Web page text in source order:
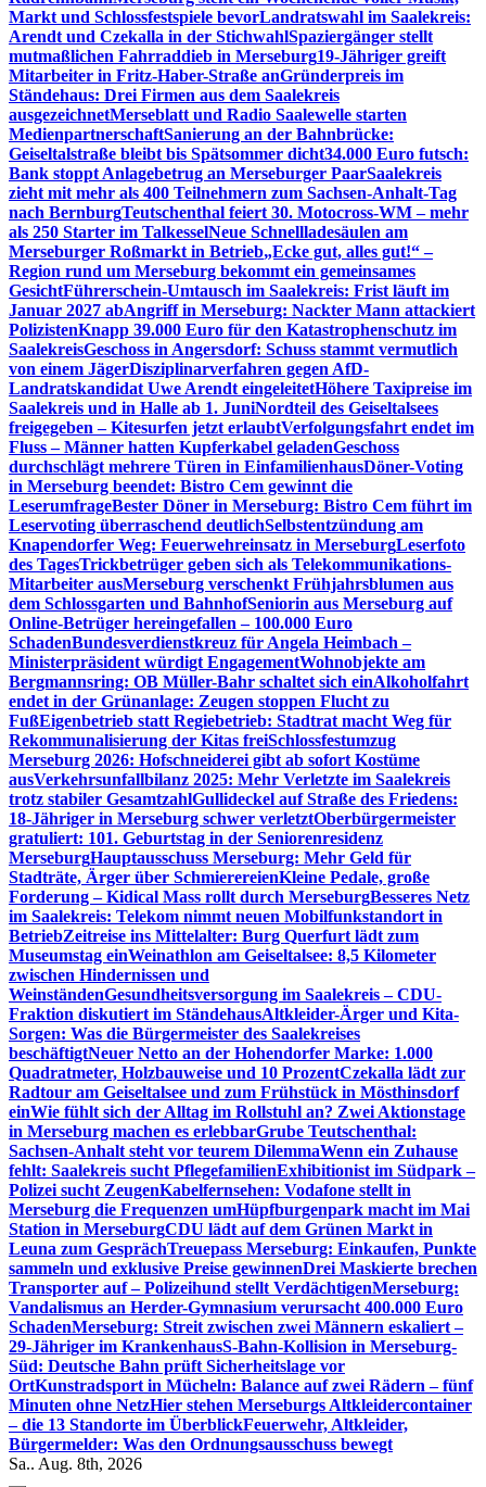
Markt und Schlossfestspiele bevorLandratswahl im Saalekreis:
Arendt und Czekalla in der StichwahlSpaziergänger stellt
mutmaßlichen Fahrraddieb in Merseburg19-Jähriger greift
Mitarbeiter in Fritz-Haber-Straße anGründerpreis im
Ständehaus: Drei Firmen aus dem Saalekreis
ausgezeichnetMerseblatt und Radio Saalewelle starten
MedienpartnerschaftSanierung an der Bahnbrücke:
Geiseltalstraße bleibt bis Spätsommer dicht34.000 Euro futsch:
Bank stoppt Anlagebetrug an Merseburger PaarSaalekreis
zieht mit mehr als 400 Teilnehmern zum Sachsen-Anhalt-Tag
nach BernburgTeutschenthal feiert 30. Motocross-WM – mehr
als 250 Starter im TalkesselNeue Schnellladesäulen am
Merseburger Roßmarkt in Betrieb„Ecke gut, alles gut!“ –
Region rund um Merseburg bekommt ein gemeinsames
GesichtFührerschein-Umtausch im Saalekreis: Frist läuft im
Januar 2027 abAngriff in Merseburg: Nackter Mann attackiert
PolizistenKnapp 39.000 Euro für den Katastrophenschutz im
SaalekreisGeschoss in Angersdorf: Schuss stammt vermutlich
von einem JägerDisziplinarverfahren gegen AfD-
Landratskandidat Uwe Arendt eingeleitetHöhere Taxipreise im
Saalekreis und in Halle ab 1. JuniNordteil des Geiseltalsees
freigegeben – Kitesurfen jetzt erlaubtVerfolgungsfahrt endet im
Fluss – Männer hatten Kupferkabel geladenGeschoss
durchschlägt mehrere Türen in EinfamilienhausDöner-Voting
in Merseburg beendet: Bistro Cem gewinnt die
LeserumfrageBester Döner in Merseburg: Bistro Cem führt im
Leservoting überraschend deutlichSelbstentzündung am
Knapendorfer Weg: Feuerwehreinsatz in MerseburgLeserfoto
des TagesTrickbetrüger geben sich als Telekommunikations-
Mitarbeiter ausMerseburg verschenkt Frühjahrsblumen aus
dem Schlossgarten und BahnhofSeniorin aus Merseburg auf
Online-Betrüger hereingefallen – 100.000 Euro
SchadenBundesverdienstkreuz für Angela Heimbach –
Ministerpräsident würdigt EngagementWohnobjekte am
Bergmannsring: OB Müller-Bahr schaltet sich einAlkoholfahrt
endet in der Grünanlage: Zeugen stoppen Flucht zu
FußEigenbetrieb statt Regiebetrieb: Stadtrat macht Weg für
Rekommunalisierung der Kitas freiSchlossfestumzug
Merseburg 2026: Hofschneiderei gibt ab sofort Kostüme
ausVerkehrsunfallbilanz 2025: Mehr Verletzte im Saalekreis
trotz stabiler GesamtzahlGullideckel auf Straße des Friedens:
18-Jähriger in Merseburg schwer verletztOberbürgermeister
gratuliert: 101. Geburtstag in der Seniorenresidenz
MerseburgHauptausschuss Merseburg: Mehr Geld für
Stadträte, Ärger über SchmierereienKleine Pedale, große
Forderung – Kidical Mass rollt durch MerseburgBesseres Netz
im Saalekreis: Telekom nimmt neuen Mobilfunkstandort in
BetriebZeitreise ins Mittelalter: Burg Querfurt lädt zum
Museumstag einWeinathlon am Geiseltalsee: 8,5 Kilometer
zwischen Hindernissen und
WeinständenGesundheitsversorgung im Saalekreis – CDU-
Fraktion diskutiert im StändehausAltkleider-Ärger und Kita-
Sorgen: Was die Bürgermeister des Saalekreises
beschäftigtNeuer Netto an der Hohendorfer Marke: 1.000
Quadratmeter, Holzbauweise und 10 ProzentCzekalla lädt zur
Radtour am Geiseltalsee und zum Frühstück in Mösthinsdorf
einWie fühlt sich der Alltag im Rollstuhl an? Zwei Aktionstage
in Merseburg machen es erlebbarGrube Teutschenthal:
Sachsen-Anhalt steht vor teurem DilemmaWenn ein Zuhause
fehlt: Saalekreis sucht PflegefamilienExhibitionist im Südpark –
Polizei sucht ZeugenKabelfernsehen: Vodafone stellt in
Merseburg die Frequenzen umHüpfburgenpark macht im Mai
Station in MerseburgCDU lädt auf dem Grünen Markt in
Leuna zum GesprächTreuepass Merseburg: Einkaufen, Punkte
sammeln und exklusive Preise gewinnenDrei Maskierte brechen
Transporter auf – Polizeihund stellt VerdächtigenMerseburg:
Vandalismus an Herder-Gymnasium verursacht 400.000 Euro
SchadenMerseburg: Streit zwischen zwei Männern eskaliert –
29-Jähriger im KrankenhausS-Bahn-Kollision in Merseburg-
Süd: Deutsche Bahn prüft Sicherheitslage vor
OrtKunstradsport in Mücheln: Balance auf zwei Rädern – fünf
Minuten ohne NetzHier stehen Merseburgs Altkleidercontainer
– die 13 Standorte im ÜberblickFeuerwehr, Altkleider,
Bürgermelder: Was den Ordnungsausschuss bewegt
Sa.. Aug. 8th, 2026